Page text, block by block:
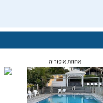
אחוזת אופוריה